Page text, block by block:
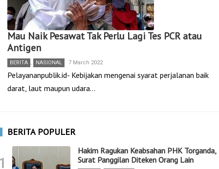
Mau Naik Pesawat Tak Perlu Lagi Tes PCR atau
Antigen
BERITA , NASIONAL 7 March 2022
Pelayananpublik.id- Kebijakan mengenai syarat perjalanan baik
darat, laut maupun udara…
BERITA POPULER
Hakim Ragukan Keabsahan PHK Torganda,
Surat Panggilan Diteken Orang Lain